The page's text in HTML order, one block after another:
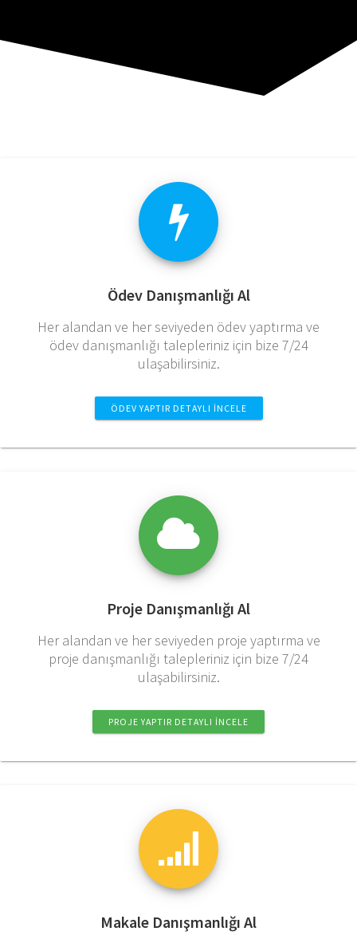
Ödev Danışmanlığı Al
Her alandan ve her seviyeden ödev yaptırma ve
ödev danışmanlığı talepleriniz için bize 7/24
ulaşabilirsiniz.
ÖDEV YAPTIR DETAYLI İNCELE
Proje Danışmanlığı Al
Her alandan ve her seviyeden proje yaptırma ve
proje danışmanlığı talepleriniz için bize 7/24
ulaşabilirsiniz.
PROJE YAPTIR DETAYLI INCELE
Makale Danışmanlığı Al